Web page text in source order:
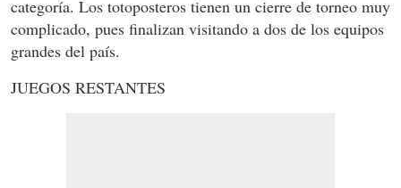
categoría. Los totoposteros tienen un cierre de torneo muy
complicado, pues finalizan visitando a dos de los equipos
grandes del país.
JUEGOS RESTANTES